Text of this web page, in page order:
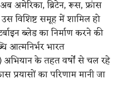
अमेरिका, ब्रिटेन, रूस, फ्रांस
विशिष्ट समूह में शामिल हो
ब्लेड का निर्माण करने की
आत्मनिर्भर भारत
के तहत वर्षों से चल रहे
का परिणाम मानी जा